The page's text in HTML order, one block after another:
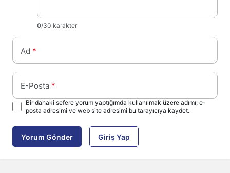
0/30 karakter
Ad *
E-Posta *
Bir dahaki sefere yorum yaptığımda kullanılmak üzere adımı, e-
posta adresimi ve web site adresimi bu tarayıcıya kaydet.
Yorum Gönder Giriş Yap